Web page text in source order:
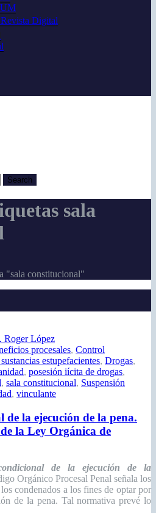
Digital
sala
"sala constitucional"
Roger López
procesales, Control
estupefacientes, Drogas,
, posesión iícita de drogas,
, sala constitucional, Suspensión
, vinculante
de la ejecución de la pena.
la Ley Orgánica de
de la ejecución de la
Orgánico Procesal Penal señala los
condenados a los fines de optar por
de la pena. Tal normativa prevé lo